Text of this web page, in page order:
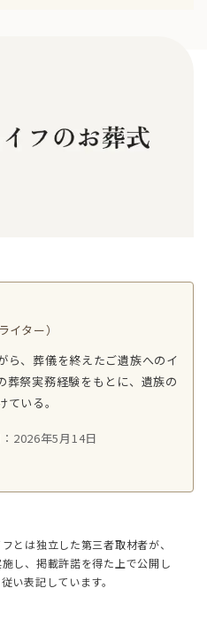
イター）
ら、葬儀を終えたご遺族へのイ
葬祭実務経験をもとに、遺族の
いる。
2026年5月14日
とは独立した第三者取材者が、
し、掲載許諾を得た上で公開し
い表記しています。